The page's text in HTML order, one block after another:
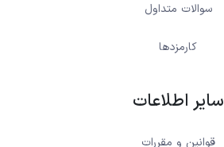
سوالات متداول
کارمزدها
سایر اطلاعات
قوانین و مقررات